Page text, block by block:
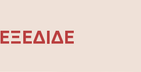
ΕΞΕΔΙΔΕ